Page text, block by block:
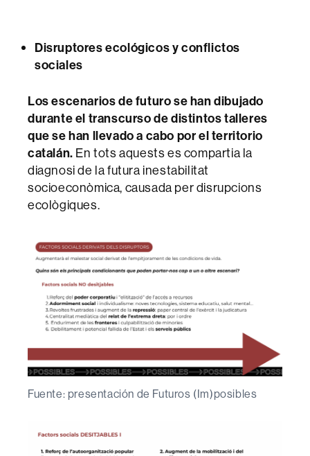
Disruptores ecológicos y conflictos
sociales
Los escenarios de futuro se han dibujado
durante el transcurso de distintos talleres
que se han llevado a cabo por el territorio
catalán. En tots aquests es compartia la
diagnosi de la futura inestabilitat
socioeconòmica, causada per disrupcions
ecològiques.
Fuente: presentación de Futuros (Im)posibles